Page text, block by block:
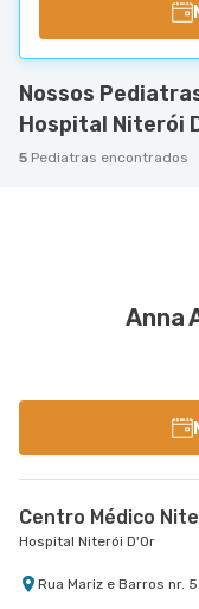
Nossos
Hospital Niterói
5 Pediatras encontrados
Anna
Centro Médico
Hospital Niterói D'Or
Rua Mariz e Barros nr.